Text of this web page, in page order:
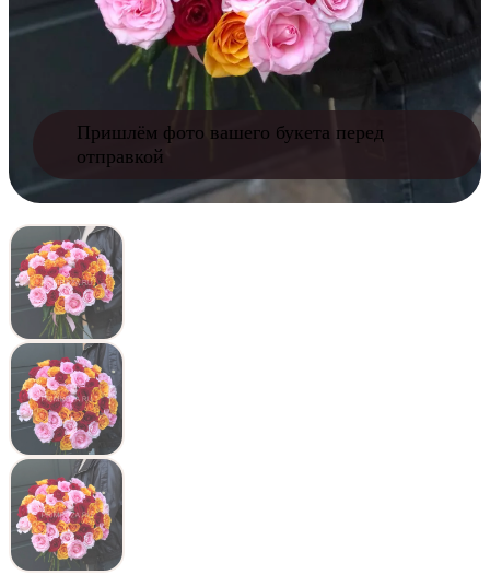
Пришлём фото вашего букета перед
отправкой